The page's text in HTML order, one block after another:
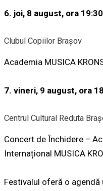
6. joi, 8 august, ora 19:30
Clubul Copiilor Brașov
Academia MUSICA
7. vineri, 9 august, ora
Centrul Cultural Reduta
Concert de Închidere –
Internațional MUSICA
Festivalul oferă o